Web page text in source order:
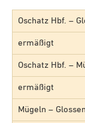
Oschatz Hbf. –
ermäßigt
Oschatz Hbf. –
ermäßigt
Mügeln –